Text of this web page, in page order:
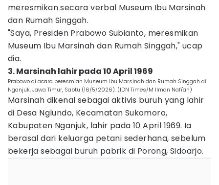
meresmikan secara verbal Museum Ibu Marsinah
dan Rumah Singgah.
"Saya, Presiden Prabowo Subianto, meresmikan
Museum Ibu Marsinah dan Rumah Singgah," ucap
dia.
3. Marsinah lahir pada 10 April 1969
Prabowo di acara peresmian Museum Ibu Marsinah dan Rumah Singgah di
Nganjuk, Jawa Timur, Sabtu (16/5/2026). (IDN Times/M Ilman Nafi'an)
Marsinah dikenal sebagai aktivis buruh yang lahir
di Desa Nglundo, Kecamatan Sukomoro,
Kabupaten Nganjuk, lahir pada 10 April 1969. Ia
berasal dari keluarga petani sederhana, sebelum
bekerja sebagai buruh pabrik di Porong, Sidoarjo.